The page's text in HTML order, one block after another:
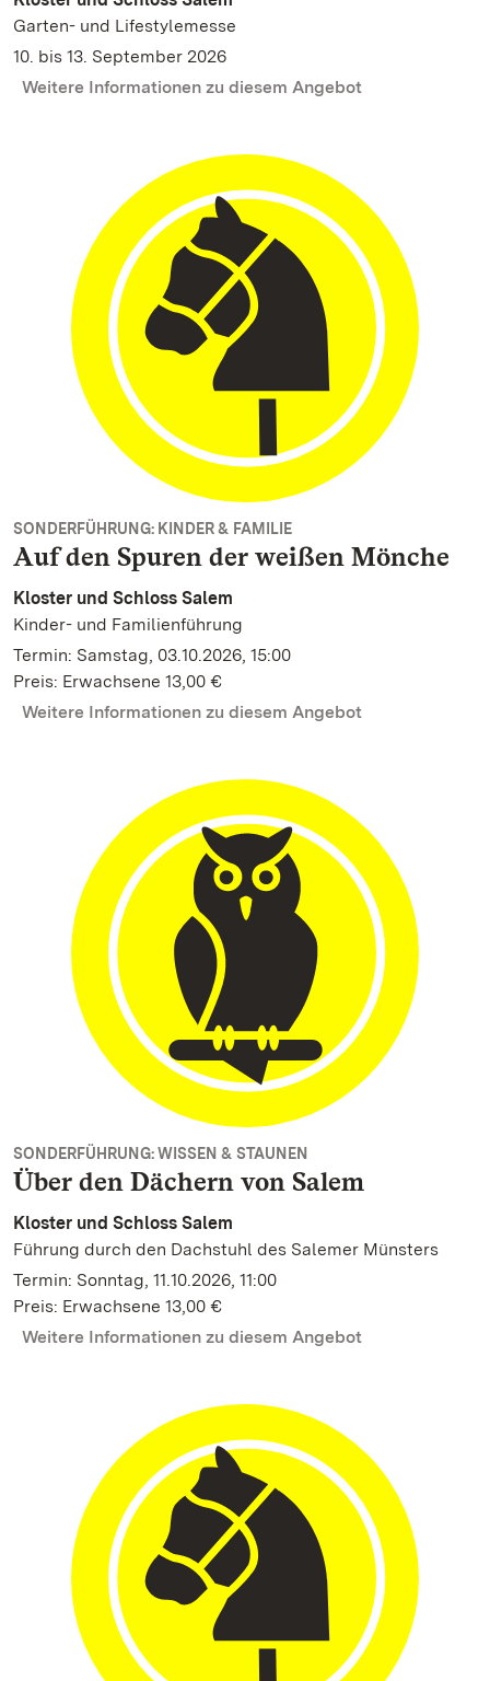
Garten- und Lifestylemesse
10. bis 13. September 2026
Weitere Informationen zu diesem Angebot
SONDERFÜHRUNG: KINDER & FAMILIE
Auf den Spuren der weißen Mönche
Kloster und Schloss Salem
Kinder- und Familienführung
Termin: Samstag, 03.10.2026, 15:00
Preis: Erwachsene 13,00 €
Weitere Informationen zu diesem Angebot
SONDERFÜHRUNG: WISSEN & STAUNEN
Über den Dächern von Salem
Kloster und Schloss Salem
Führung durch den Dachstuhl des Salemer Münsters
Termin: Sonntag, 11.10.2026, 11:00
Preis: Erwachsene 13,00 €
Weitere Informationen zu diesem Angebot